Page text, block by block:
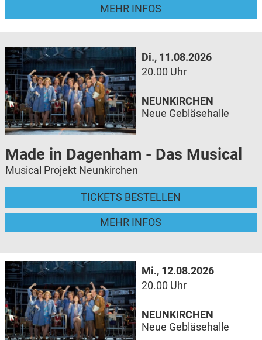
MEHR INFOS
Di., 11.08.2026
20.00 Uhr
Made in Dagenham - Das Musical
Musical Projekt Neunkirchen
TICKETS BESTELLEN
MEHR INFOS
NEUNKIRCHEN
Neue Gebläsehalle
Mi., 12.08.2026
20.00 Uhr
NEUNKIRCHEN
Neue Gebläsehalle